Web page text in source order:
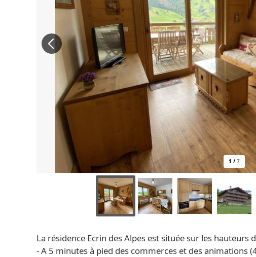
1 / 7
La résidence Ecrin des Alpes est située sur les hauteurs
- A 5 minutes à pied des commerces et des animations